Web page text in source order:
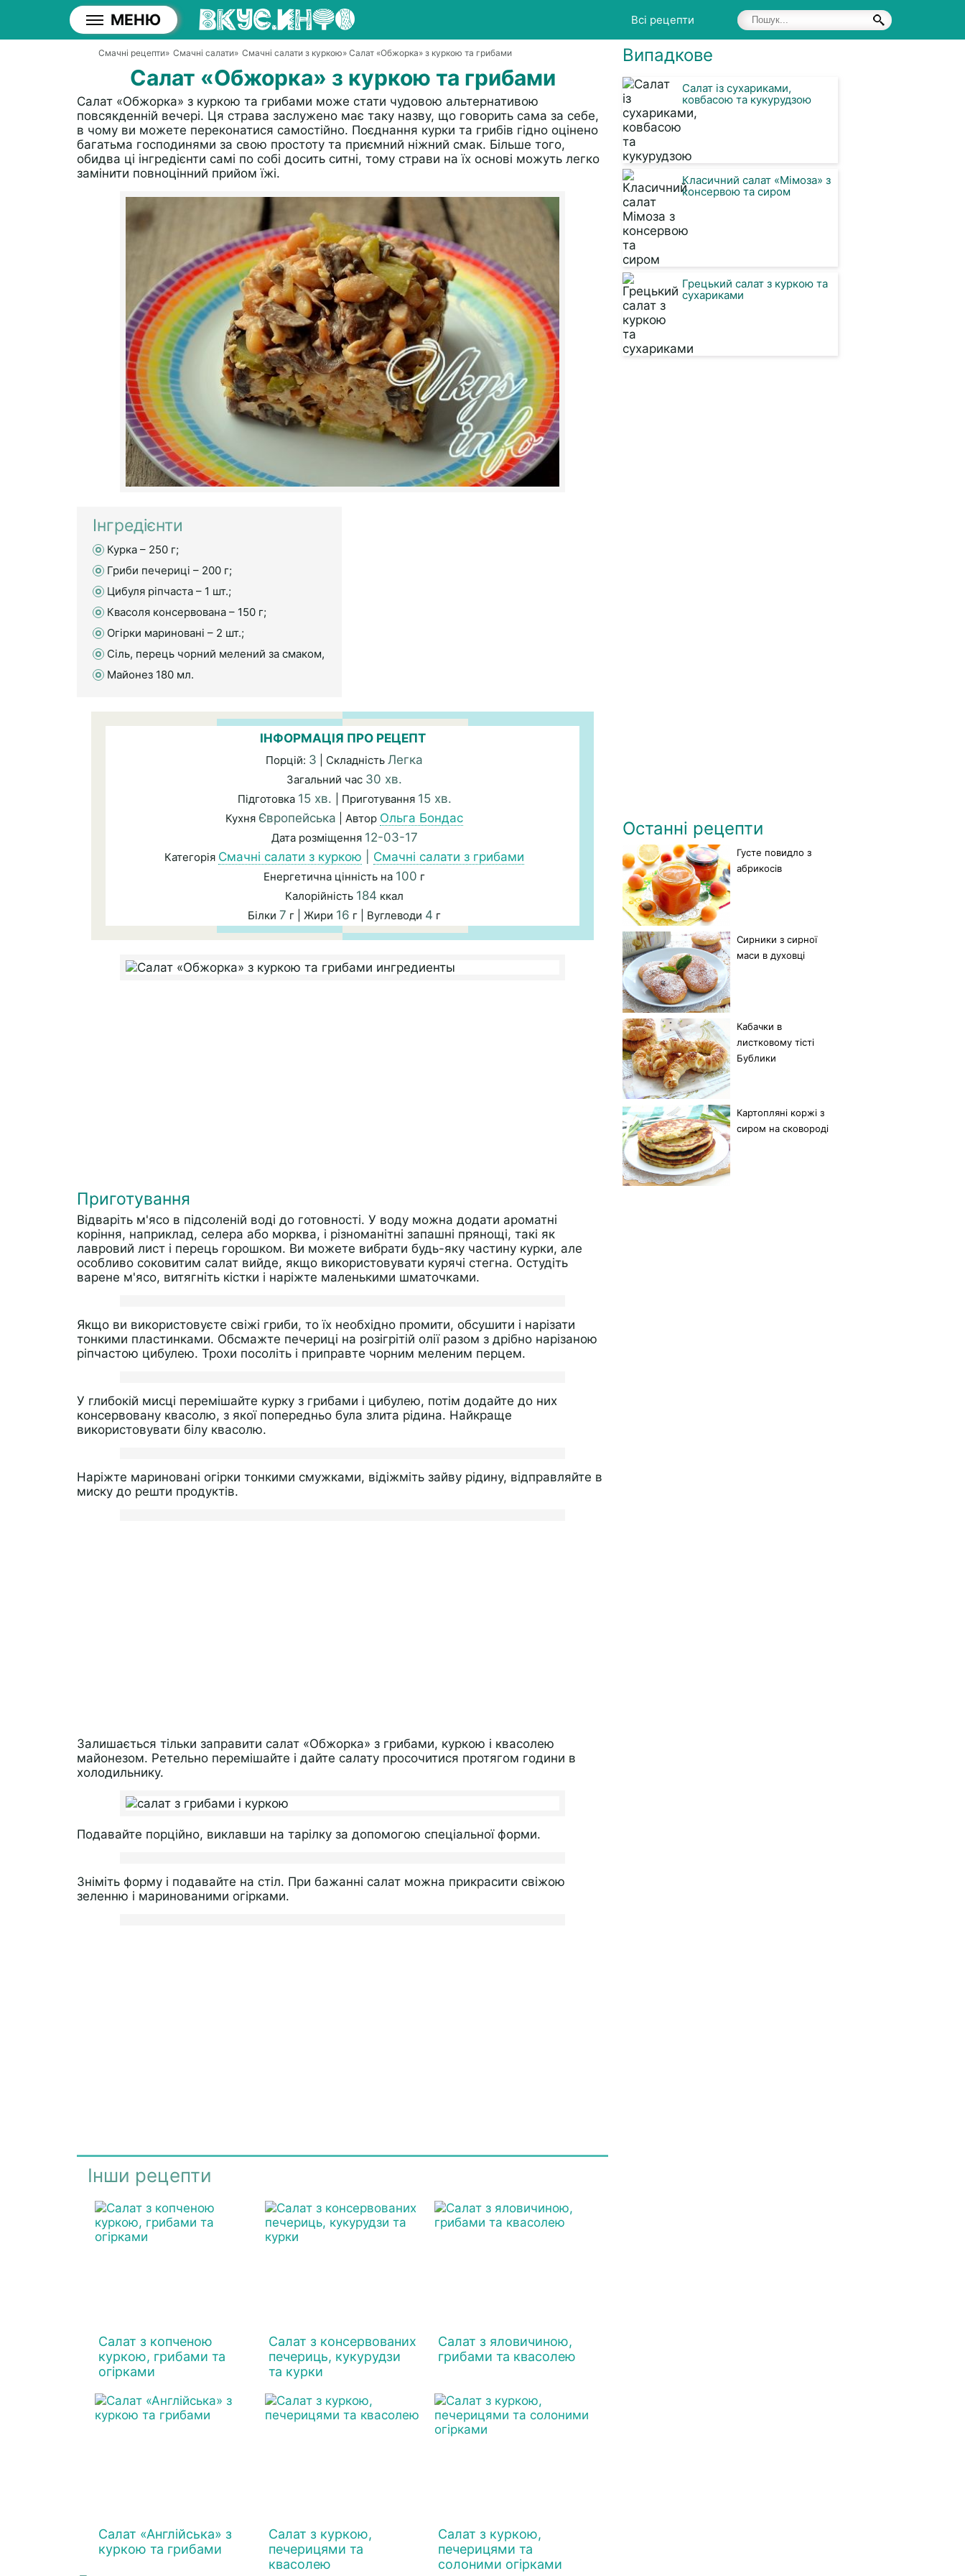
МЕНЮ Всі рецепти
Смачні рецепти» Смачні салати» Смачні салати з куркою» Салат «Обжорка» з куркою та грибами
Салат «Обжорка» з куркою та грибами
Салат «Обжорка» з куркою та грибами може стати чудовою альтернативою
повсякденній вечері. Ця страва заслужено має таку назву, що говорить сама за себе,
в чому ви можете переконатися самостійно. Поєднання курки та грибів гідно оцінено
багатьма господинями за свою простоту та приємний ніжний смак. Більше того,
обидва ці інгредієнти самі по собі досить ситні, тому страви на їх основі можуть легко
замінити повноцінний прийом їжі.
Інгредієнти
Курка – 250 г;
Гриби печериці – 200 г;
Цибуля ріпчаста – 1 шт.;
Квасоля консервована – 150 г;
Огірки мариновані – 2 шт.;
Сіль, перець чорний мелений за смаком,
Майонез 180 мл.
ІНФОРМАЦІЯ ПРО РЕЦЕПТ
Порцій: 3 | Складність Легка
Загальний час 30 хв.
Підготовка 15 хв. | Приготування 15 хв.
Кухня Європейська | Автор Ольга Бондас
Дата розміщення 12-03-17
Категорія Смачні салати з куркою Смачні салати з грибами
Енергетична цінність на 100 г
Калорійність 184 ккал
Білки 7 г | Жири 16 г | Вуглеводи 4 г
Приготування
Відваріть м'ясо в підсоленій воді до готовності. У воду можна додати ароматні
коріння, наприклад, селера або морква, і різноманітні запашні прянощі, такі як
лавровий лист і перець горошком. Ви можете вибрати будь-яку частину курки, але
особливо соковитим салат вийде, якщо використовувати курячі стегна. Остудіть
варене м'ясо, витягніть кістки і наріжте маленькими шматочками.
Якщо ви використовуєте свіжі гриби, то їх необхідно промити, обсушити і нарізати
тонкими пластинками. Обсмажте печериці на розігрітій олії разом з дрібно нарізаною
ріпчастою цибулею. Трохи посоліть і приправте чорним меленим перцем.
У глибокій мисці перемішайте курку з грибами і цибулею, потім додайте до них
консервовану квасолю, з якої попередньо була злита рідина. Найкраще
використовувати білу квасолю.
Наріжте мариновані огірки тонкими смужками, відіжміть зайву рідину, відправляйте в
миску до решти продуктів.
Залишається тільки заправити салат «Обжорка» з грибами, куркою і квасолею
майонезом. Ретельно перемішайте і дайте салату просочитися протягом години в
холодильнику.
Подавайте порційно, виклавши на тарілку за допомогою спеціальної форми.
Зніміть форму і подавайте на стіл. При бажанні салат можна прикрасити свіжою
зеленню і маринованими огірками.
Інши рецепти
Салат з копченою
куркою, грибами та
огірками
Салат з консервованих
печериць, кукурудзи
та курки
Салат з яловичиною,
грибами та квасолею
Салат «Англійська» з
куркою та грибами
Салат з куркою,
печерицями та
квасолею
Салат з куркою,
печерицями та
солоними огірками
Випадкове
Салат із сухариками,
ковбасою та кукурудзою
Класичний салат «Мімоза» з
консервою та сиром
Грецький салат з куркою та
сухариками
Останні рецепти
Густе повидло з
абрикосів
Сирники з сирної
маси в духовці
Кабачки в
листковому тісті
Бублики
Картопляні коржі з
сиром на сковороді